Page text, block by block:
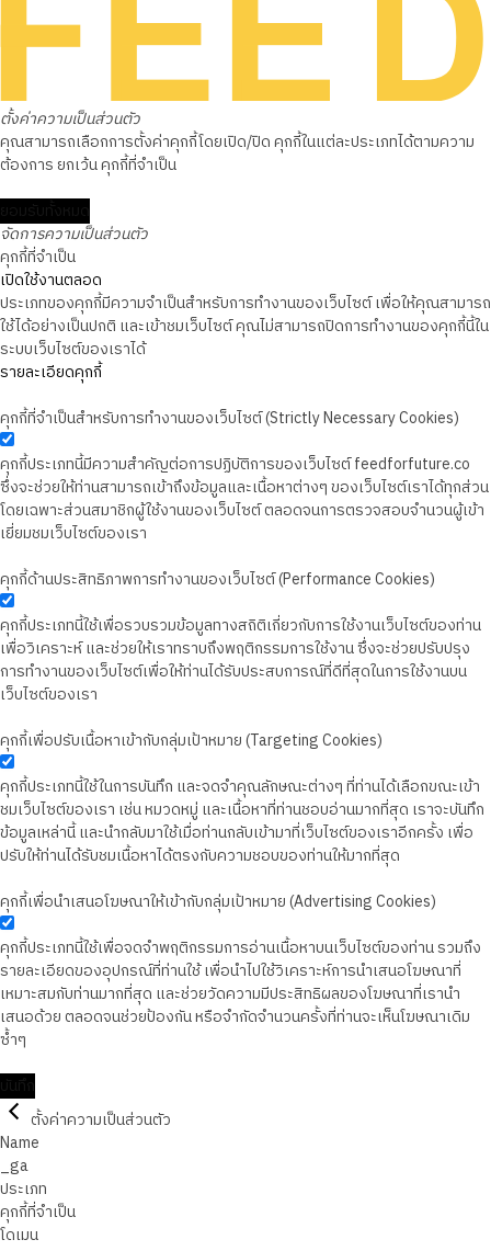
ตั้งค่าความเป็นส่วนตัว
คุณสามารถเลือกการตั้งค่าคุกกี้โดยเปิด/ปิด คุกกี้ในแต่ละประเภทได้ตามความ
ต้องการ ยกเว้น คุกกี้ที่จำเป็น
จัดการความเป็นส่วนตัว
คุกกี้ที่จำเป็น
เปิดใช้งานตลอด
ประเภทของคุกกี้มีความจำเป็นสำหรับการทำงานของเว็บไซต์ เพื่อให้คุณสามารถ
ใช้ได้อย่างเป็นปกติ และเข้าชมเว็บไซต์ คุณไม่สามารถปิดการทำงานของคุกกี้นี้ใน
ระบบเว็บไซต์ของเราได้
รายละเอียดคุกกี้
คุกกี้ที่จำเป็นสำหรับการทำงานของเว็บไซต์ (Strictly Necessary Cookies)
คุกกี้ประเภทนี้มีความสำคัญต่อการปฏิบัติการของเว็บไซต์ feedforfuture.co
ซึ่งจะช่วยให้ท่านสามารถเข้าถึงข้อมูลและเนื้อหาต่างๆ ของเว็บไซต์เราได้ทุกส่วน
โดยเฉพาะส่วนสมาชิกผู้ใช้งานของเว็บไซต์ ตลอดจนการตรวจสอบจำนวนผู้เข้า
เยี่ยมชมเว็บไซต์ของเรา
คุกกี้ด้านประสิทธิภาพการทำงานของเว็บไซต์ (Performance Cookies)
คุกกี้ประเภทนี้ใช้เพื่อรวบรวมข้อมูลทางสถิติเกี่ยวกับการใช้งานเว็บไซต์ของท่าน
เพื่อวิเคราะห์ และช่วยให้เราทราบถึงพฤติกรรมการใช้งาน ซึ่งจะช่วยปรับปรุง
การทำงานของเว็บไซต์เพื่อให้ท่านได้รับประสบการณ์ที่ดีที่สุดในการใช้งานบน
เว็บไซต์ของเรา
คุกกี้เพื่อปรับเนื้อหาเข้ากับกลุ่มเป้าหมาย (Targeting Cookies)
คุกกี้ประเภทนี้ใช้ในการบันทึก และจดจำคุณลักษณะต่างๆ ที่ท่านได้เลือกขณะเข้า
ชมเว็บไซต์ของเรา เช่น หมวดหมู่ และเนื้อหาที่ท่านชอบอ่านมากที่สุด เราจะบันทึก
ข้อมูลเหล่านี้ และนำกลับมาใช้เมื่อท่านกลับเข้ามาที่เว็บไซต์ของเราอีกครั้ง เพื่อ
ปรับให้ท่านได้รับชมเนื้อหาได้ตรงกับความชอบของท่านให้มากที่สุด
คุกกี้เพื่อนำเสนอโฆษณาให้เข้ากับกลุ่มเป้าหมาย (Advertising Cookies)
คุกกี้ประเภทนี้ใช้เพื่อจดจำพฤติกรรมการอ่านเนื้อหาบนเว็บไซต์ของท่าน รวมถึง
รายละเอียดของอุปกรณ์ที่ท่านใช้ เพื่อนำไปใช้วิเคราะห์การนำเสนอโฆษณาที่
เหมาะสมกับท่านมากที่สุด และช่วยวัดความมีประสิทธิผลของโฆษณาที่เรานำ
เสนอด้วย ตลอดจนช่วยป้องกัน หรือจำกัดจำนวนครั้งที่ท่านจะเห็นโฆษณาเดิม
ซ้ำๆ
ตั้งค่าความเป็นส่วนตัว
Name
_ga
ประเภท
คุกกี้ที่จำเป็น
โดเมน